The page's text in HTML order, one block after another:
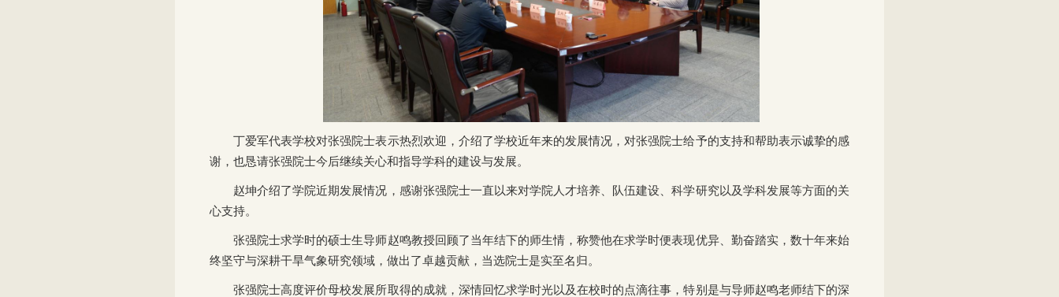
丁爱军代表学校对张强院士表示热烈欢迎，介绍了学校近年来的发展情况，对张强院士给予的支持和帮助表示诚挚的感
谢，也恳请张强院士今后继续关心和指导学科的建设与发展。
赵坤介绍了学院近期发展情况，感谢张强院士一直以来对学院人才培养、队伍建设、科学研究以及学科发展等方面的关
心支持。
张强院士求学时的硕士生导师赵鸣教授回顾了当年结下的师生情，称赞他在求学时便表现优异、勤奋踏实，数十年来始
终坚守与深耕干旱气象研究领域，做出了卓越贡献，当选院士是实至名归。
张强院士高度评价母校发展所取得的成就，深情回忆求学时光以及在校时的点滴往事，特别是与导师赵鸣老师结下的深